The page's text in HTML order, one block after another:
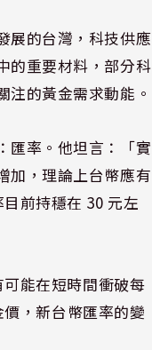
展的台灣，科技供應
的重要材料，部分科
的黃金需求動能。
匯率。他坦言：「實
加，理論上台幣應有
前持穩在 30 元左
能在短時間衝破每
，新台幣匯率的變